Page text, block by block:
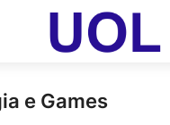
Registrar
e Games